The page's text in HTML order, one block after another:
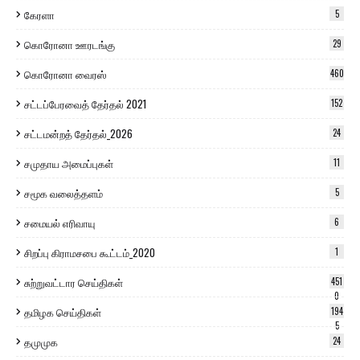
கேரளா 5
கொரோனா ஊரடங்கு 29
கொரோனா வைரஸ் 460
சட்டப்பேரவைத் தேர்தல் 2021 152
சட்டமன்றத் தேர்தல்_2026 24
சமுதாய அமைப்புகள் 11
சமூக வலைத்தளம் 5
சமையல் எரிவாயு 6
சிறப்பு கிராமசபை கூட்டம்_2020 1
சுற்றுவட்டார செய்திகள்
451
0
தமிழக செய்திகள்
194
5
தமுமுக 24